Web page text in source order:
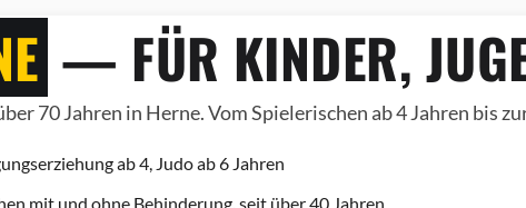
— FÜR KINDER,
70 Jahren in Herne. Vom Spielerischen ab 4 Jahren bis
ab 4, Judo ab 6 Jahren
mit und ohne Behinderung, seit über 40 Jahren